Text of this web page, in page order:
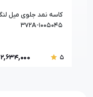
کاسه نمد جلوی میل
372A-1005045
5
2,634,000